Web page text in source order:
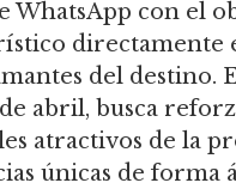
WhatsApp con el
directamente
del destino.
abril, busca
atractivos de la
únicas de forma